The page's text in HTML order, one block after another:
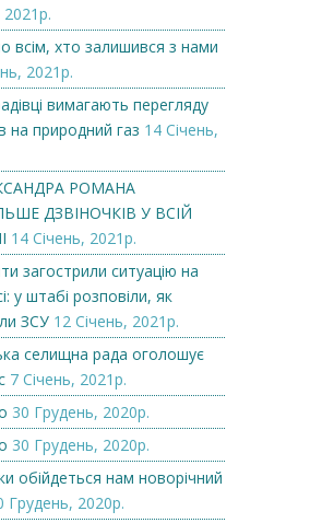
2021р.
всім, хто залишився з нами
2021р.
вимагають перегляду
на природний газ 14 Січень,
РОМАНА
ДЗВІНОЧКІВ У ВСІЙ
14 Січень, 2021р.
загострили ситуацію на
у штабі розповіли, як
ЗСУ 12 Січень, 2021р.
селищна рада оголошує
7 Січень, 2021р.
30 Грудень, 2020р.
30 Грудень, 2020р.
обійдеться нам новорічний
Грудень, 2020р.